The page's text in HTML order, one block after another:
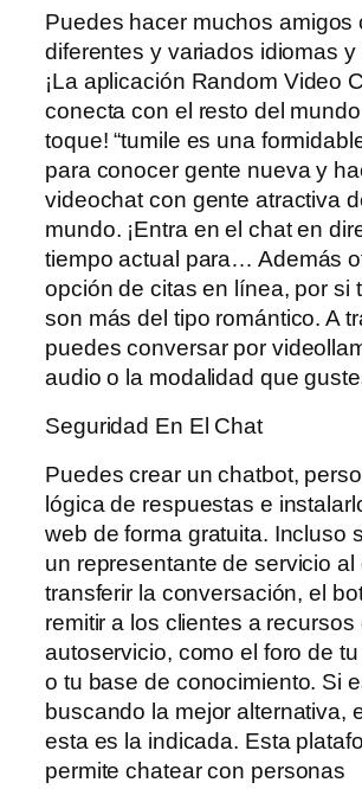
Puedes hacer muchos amigos
diferentes y variados idiomas y
¡La aplicación Random Video
conecta con el resto del
toque! “tumile es una
para conocer gente nueva y
videochat con gente atractiva
mundo. ¡Entra en el chat en
tiempo actual para… Además
opción de citas en línea, por si
son más del tipo romántico. A
puedes conversar por
audio o la modalidad que
Seguridad En El Chat
Puedes crear un chatbot,
lógica de respuestas e
web de forma gratuita. Incluso
un representante de servicio
transferir la conversación, el
remitir a los clientes a recursos
autoservicio, como el foro de
o tu base de conocimiento. Si
buscando la mejor alternativa,
esta es la indicada. Esta
permite chatear con personas